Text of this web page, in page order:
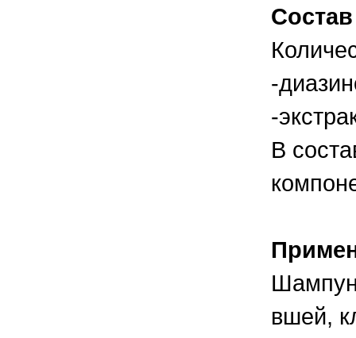
Состав
-
-
В
вшей,